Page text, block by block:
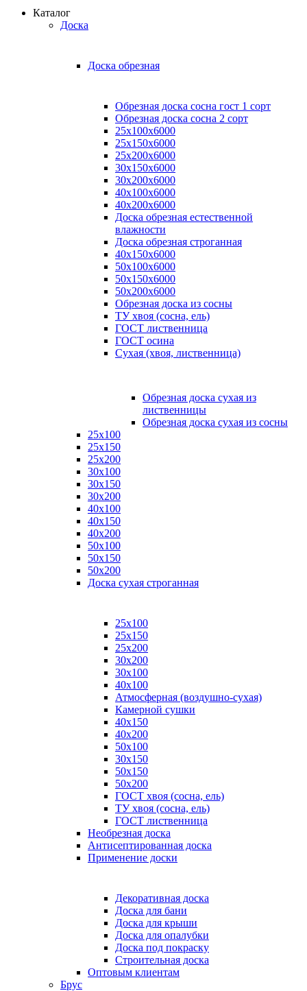
Каталог
Доска
Доска обрезная
Обрезная доска сосна гост 1 сорт
Обрезная доска сосна 2 сорт
25х100х6000
25х150х6000
25х200х6000
30х150х6000
30х200х6000
40х100х6000
40х200х6000
Доска обрезная естественной
влажности
Доска обрезная строганная
40х150х6000
50х100х6000
50х150х6000
50х200х6000
Обрезная доска из сосны
ТУ хвоя (сосна, ель)
ГОСТ лиственница
ГОСТ осина
Сухая (хвоя, лиственница)
Обрезная доска сухая из
лиственницы
Обрезная доска сухая из сосны
25х100
25х150
25х200
30х100
30х150
30х200
40х100
40х150
40х200
50х100
50х150
50х200
Доска сухая строганная
25х100
25х150
25х200
30х200
30х100
40х100
Атмосферная (воздушно-сухая)
Камерной сушки
40х150
40х200
50х100
30х150
50х150
50х200
ГОСТ хвоя (сосна, ель)
ТУ хвоя (сосна, ель)
ГОСТ лиственница
Необрезная доска
Антисептированная доска
Применение доски
Декоративная доска
Доска для бани
Доска для крыши
Доска для опалубки
Доска под покраску
Строительная доска
Оптовым клиентам
Брус